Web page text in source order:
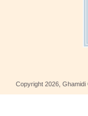
Copyright 2026 ,